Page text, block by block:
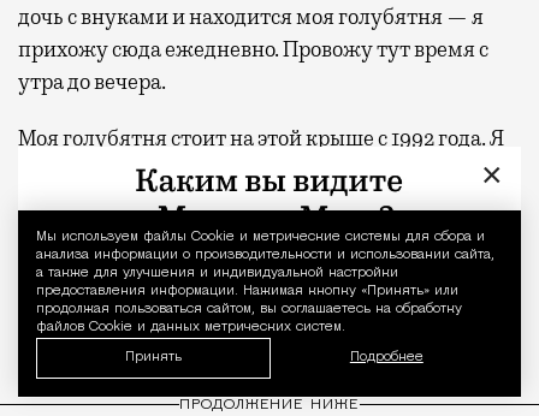
Уведомление
Мы используем файлы Сookie и метрические системы для сбора и
анализа информации о производительности и использовании сайта,
а также для улучшения и индивидуальной настройки
предоставления информации. Нажимая кнопку «Принять» или
продолжая пользоваться сайтом, вы соглашаетесь на обработку
файлов Cookie и данных метрических систем.
Принять Подробнее
дочь с внуками и находится моя голубятня — я
прихожу сюда ежедневно. Провожу тут время с
утра до вечера.
Моя голубятня стоит на этой крыше с 1992 года. Я
целый день кручусь здесь с птицами и внуками.
Слежу за чердаком, делаю уборку. За голубями у
меня приглядывают ветеринары. Они приезжают
практически каждый месяц, берут помет на
анализ и проверяют птиц на бактериологические
заболевания, а также на вирусы.
ПРОДОЛЖЕНИЕ НИЖЕ
×